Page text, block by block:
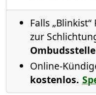
Falls
zur
Ombudsstelle
Online-
kostenlos.